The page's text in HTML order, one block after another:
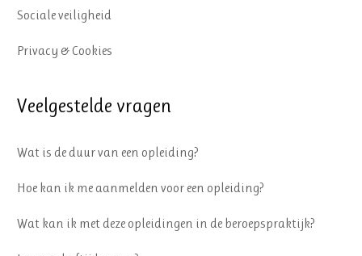
Sociale veiligheid
Privacy & Cookies
Veelgestelde vragen
Wat is de duur van een opleiding?
Hoe kan ik me aanmelden voor een opleiding?
Wat kan ik met deze opleidingen in de beroepspraktijk?